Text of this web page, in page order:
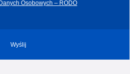
Osobowych – RODO